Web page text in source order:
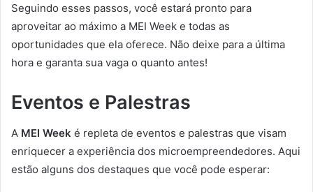
Seguindo esses passos, você estará pronto para
aproveitar ao máximo a MEI Week e todas as
oportunidades que ela oferece. Não deixe para a última
hora e garanta sua vaga o quanto antes!
Eventos e Palestras
A MEI Week é repleta de eventos e palestras que visam
enriquecer a experiência dos microempreendedores. Aqui
estão alguns dos destaques que você pode esperar: